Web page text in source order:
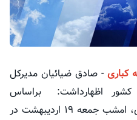
کباری- صادق ضیائیان مدیرکل
کشور اظهارداشت: براساس
نقشه‌های همدیدی و آینده نگری، امشب جمعه ۱۹ اردیبهشت در